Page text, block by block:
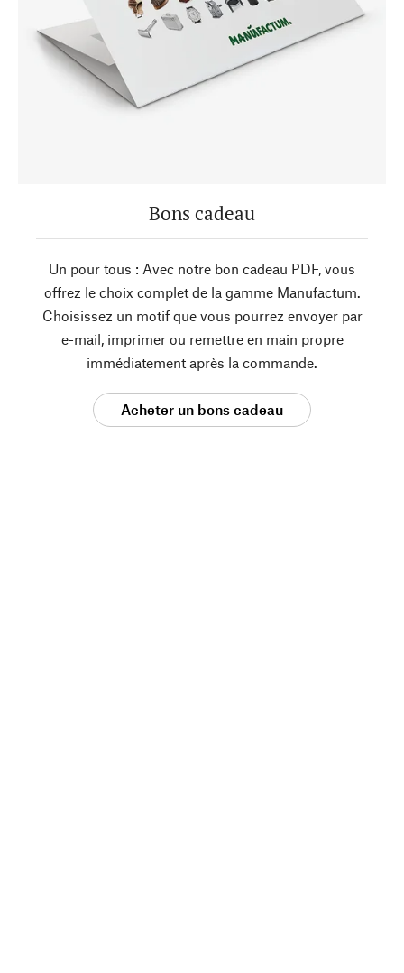
Bons cadeau
Un pour tous : Avec notre bon cadeau PDF, vous
offrez le choix complet de la gamme Manufactum.
Choisissez un motif que vous pourrez envoyer par
e-mail, imprimer ou remettre en main propre
immédiatement après la commande.
Acheter un bons cadeau